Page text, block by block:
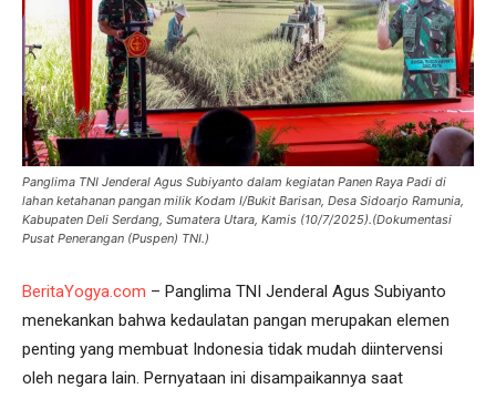
Panglima TNI Jenderal Agus Subiyanto dalam kegiatan Panen Raya Padi di
lahan ketahanan pangan milik Kodam I/Bukit Barisan, Desa Sidoarjo Ramunia,
Kabupaten Deli Serdang, Sumatera Utara, Kamis (10/7/2025).(Dokumentasi
Pusat Penerangan (Puspen) TNI.)
BeritaYogya.com – Panglima TNI Jenderal Agus Subiyanto
menekankan bahwa kedaulatan pangan merupakan elemen
penting yang membuat Indonesia tidak mudah diintervensi
oleh negara lain. Pernyataan ini disampaikannya saat